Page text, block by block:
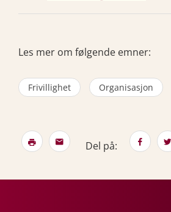
Les mer om følgende emner:
Frivillighet Organisasjon
Del på: